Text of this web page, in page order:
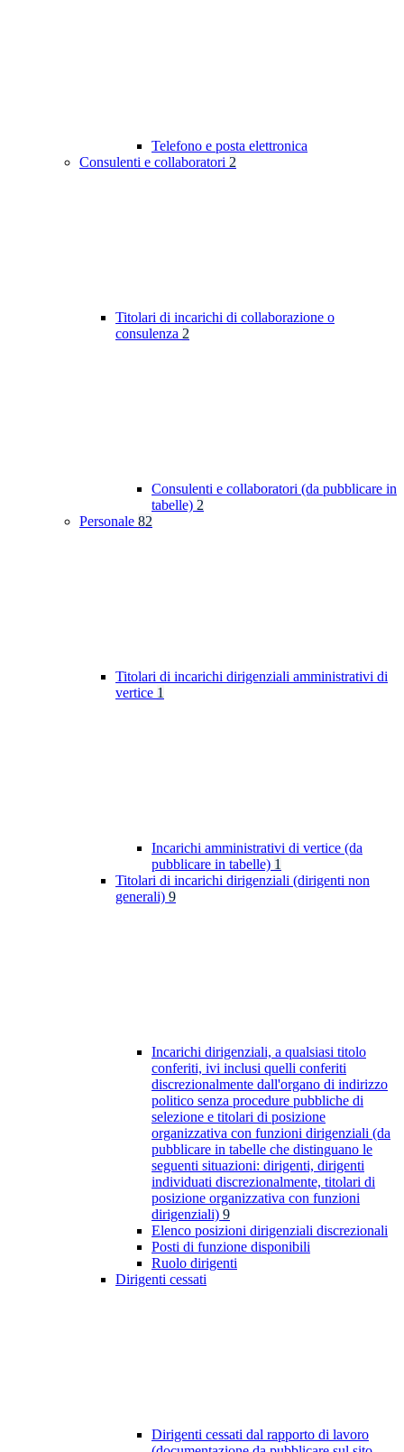
Telefono e posta elettronica
Consulenti e collaboratori 2
Titolari di incarichi di collaborazione o
consulenza 2
Consulenti e collaboratori (da pubblicare in
tabelle) 2
Personale 82
Titolari di incarichi dirigenziali amministrativi di
vertice 1
Incarichi amministrativi di vertice (da
pubblicare in tabelle) 1
Titolari di incarichi dirigenziali (dirigenti non
generali) 9
Incarichi dirigenziali, a qualsiasi titolo
conferiti, ivi inclusi quelli conferiti
discrezionalmente dall'organo di indirizzo
politico senza procedure pubbliche di
selezione e titolari di posizione
organizzativa con funzioni dirigenziali (da
pubblicare in tabelle che distinguano le
seguenti situazioni: dirigenti, dirigenti
individuati discrezionalmente, titolari di
posizione organizzativa con funzioni
dirigenziali) 9
Elenco posizioni dirigenziali discrezionali
Posti di funzione disponibili
Ruolo dirigenti
Dirigenti cessati
Dirigenti cessati dal rapporto di lavoro